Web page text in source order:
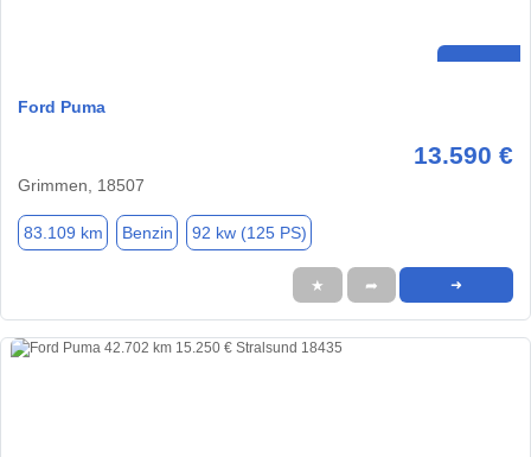
Ford Puma
13.590 €
Grimmen, 18507
83.109 km Benzin 92 kw (125 PS)
★ ➦ ➜